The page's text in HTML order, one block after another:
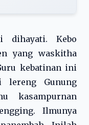
dihayati. Kebo
yang waskitha
kebatinan ini
lereng Gunung
kasampurnan
Ilmunya